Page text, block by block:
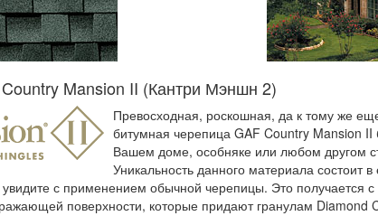
Mansion II (Кантри Мэншн 2)
Превосходная, роскошная, да к тому же
битумная черепица GAF Country Mansion II
Вашем доме, особняке или любом другом
Уникальность данного материала состоит
с применением обычной черепицы. Это получается
поверхности, которые придают гранулам Diamond